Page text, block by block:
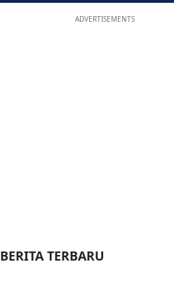
ADVERTISEMENTS
BERITA TERBARU